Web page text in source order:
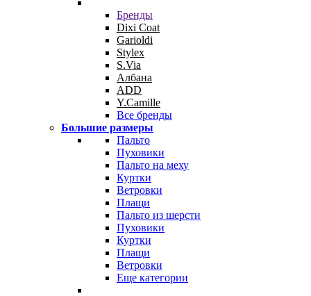
Бренды
Dixi Coat
Garioldi
Stylex
S.Via
Албана
ADD
Y.Camille
Все бренды
Большие размеры
Пальто
Пуховики
Пальто на меху
Куртки
Ветровки
Плащи
Пальто из шерсти
Пуховики
Куртки
Плащи
Ветровки
Еще категории